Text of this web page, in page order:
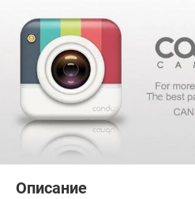
Описание